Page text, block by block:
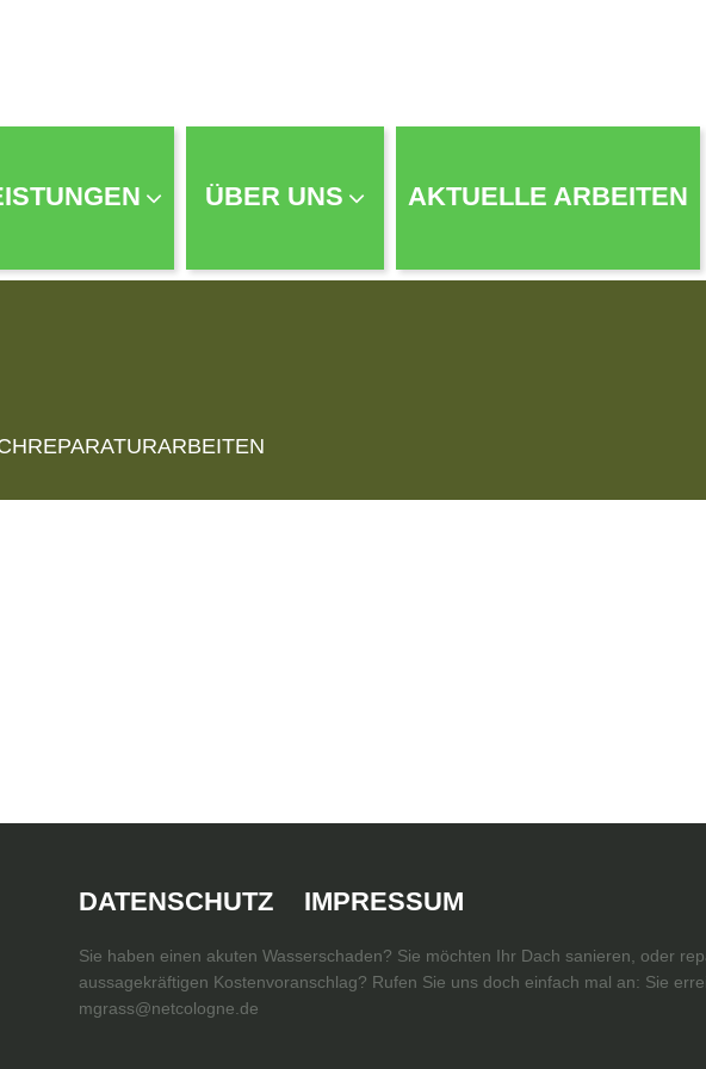
ÜBER UNS AKTUELLE ARBEITEN
DATENSCHUTZ IMPRESSUM
Sie haben einen akuten Wasserschaden? Sie möchten Ihr Dach sanieren, oder
aussagekräftigen Kostenvoranschlag? Rufen Sie uns doch einfach mal an: Sie
mgrass@netcologne.de